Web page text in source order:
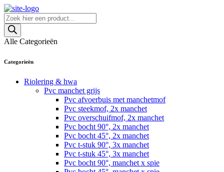
Skip
to
content
Producten
zoeken
Alle Categorieën
Categorieën
Riolering & hwa
Pvc manchet grijs
Pvc afvoerbuis met manchetmof
Pvc steekmof, 2x manchet
Pvc overschuifmof, 2x manchet
Pvc bocht 90°, 2x manchet
Pvc bocht 45°, 2x manchet
Pvc t-stuk 90°, 3x manchet
Pvc t-stuk 45°, 3x manchet
Pvc bocht 90°, manchet x spie